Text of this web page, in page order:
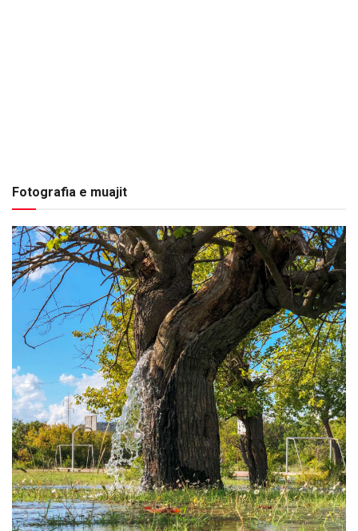
Fotografia e muajit